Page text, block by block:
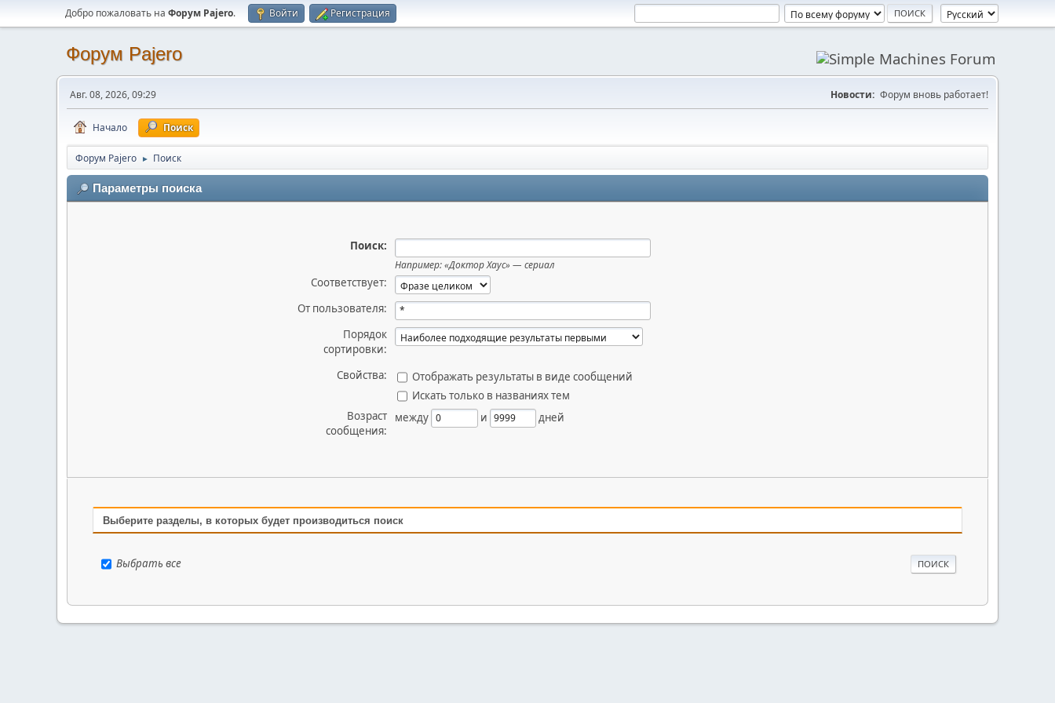
Добро пожаловать на Форум Pajero. Войти Регистрация
Форум Pajero
Авг. 08, 2026, 09:29 Новости: Форум вновь работает!
Начало Поиск
Форум Pajero ► Поиск
Параметры поиска
Поиск:
Например:«Доктор Хаус» — сериал
Соответствует:
От пользователя:
Порядок
сортировки:
Свойства:
Отображать результаты в виде сообщений
Искать только в названиях тем
Возраст
сообщения:
между и дней
Выберите разделы, в которых будет производиться поиск
Выбрать все